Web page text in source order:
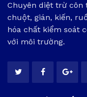
Chuyên diệt trừ côn
chuột, gián, kiến,
hóa chất kiểm soát
với môi trường.